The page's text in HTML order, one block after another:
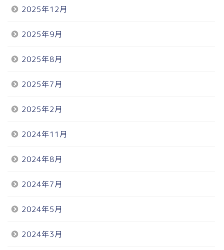
2025年12月
2025年9月
2025年8月
2025年7月
2025年2月
2024年11月
2024年8月
2024年7月
2024年5月
2024年3月